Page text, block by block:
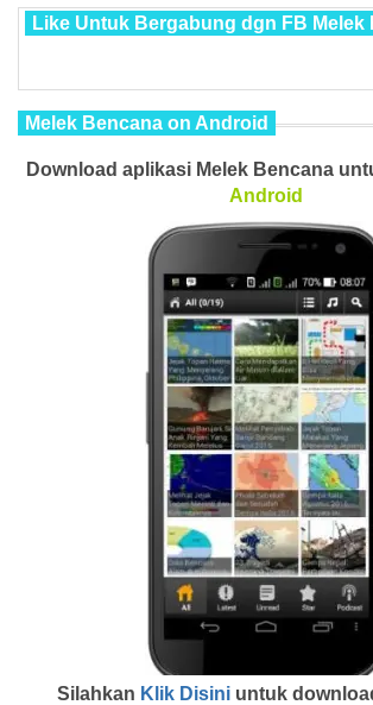
Like Untuk Bergabung dgn FB Melek
Melek Bencana on Android
Download aplikasi Melek Bencana
Android
Silahkan Klik Disiniuntuk